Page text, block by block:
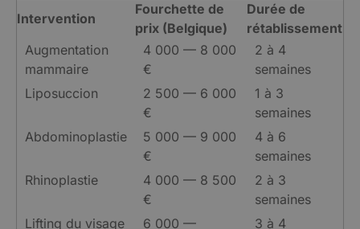
Intervention
Fourchette de
prix (Belgique)
Durée de
rétablissement
Augmentation
mammaire
4 000 — 8 000
€
2 à 4
semaines
Liposuccion
2 500 — 6 000
€
1 à 3
semaines
Abdominoplastie
5 000 — 9 000
€
4 à 6
semaines
Rhinoplastie
4 000 — 8 500
€
2 à 3
semaines
Lifting du visage
6 000 —
3 à 4